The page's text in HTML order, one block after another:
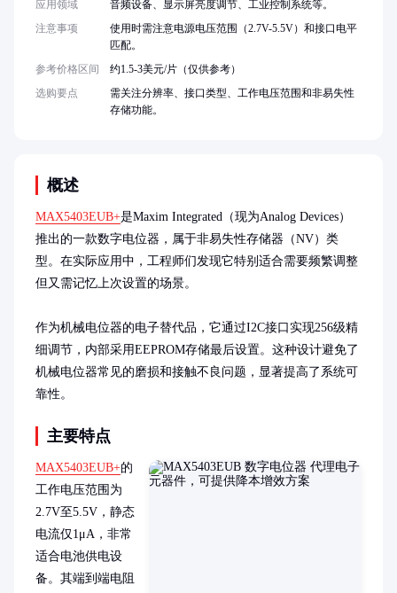
概述
MAX5403EUB+是Maxim Integrated（现为Analog Devices）
推出的一款数字电位器，属于非易失性存储器（NV）类
型。在实际应用中，工程师们发现它特别适合需要频繁调整
但又需记忆上次设置的场景。
作为机械电位器的电子替代品，它通过I2C接口实现256级精
细调节，内部采用EEPROM存储最后设置。这种设计避免了
机械电位器常见的磨损和接触不良问题，显著提高了系统可
靠性。
主要特点
MAX5403EUB+的
工作电压范围为
2.7V至5.5V，静态
电流仅1μA，非常
适合电池供电设
备。其端到端电阻
应用领域
音频设备、显示屏亮度调节、工业控制系统等。
注意事项
使用时需注意电源电压范围（2.7V-5.5V）和接口电平
匹配。
参考价格区间
约1.5-3美元/片（仅供参考）
选购要点
需关注分辨率、接口类型、工作电压范围和非易失性
存储功能。